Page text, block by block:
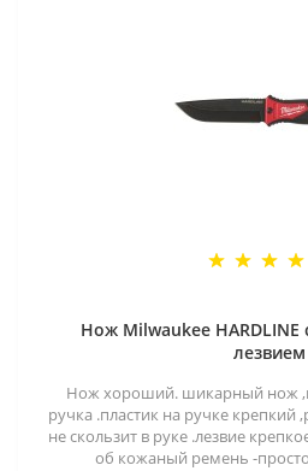
Нож Milwaukee
лезвием
Нож хороший. шикарный нож
ручка .пластик на ручке крепкий
не скользит в руке .лезвие
об кожаный ремень -просто